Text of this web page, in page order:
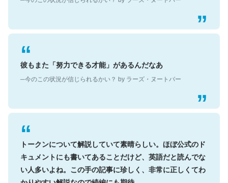
彼もまた「努力できる才能」があるんだなあ
─今のこの状況が信じられるかい？ by ラーズ・ヌートバー
トークンについて解説していて素晴らしい。ほぼ公式のド
キュメントにも書いてあることだけど、英語だと読んでな
い人多いよね。この手の記事に珍しく、非常に正しくてわ
かりやすい解説なので続編にも期待。